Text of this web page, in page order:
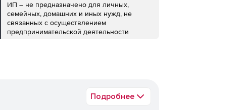
ИП – не предназначено для личных,
семейных, домашних и иных нужд, не
связанных с осуществлением
предпринимательской деятельности
Подробнее